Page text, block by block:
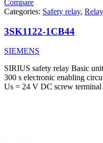
Compare
Categories: Safety relay, Relay
3SK1122-1CB44
SIEMENS
SIRIUS safety relay Basic
300 s electronic enabling
Us = 24 V DC screw terminal